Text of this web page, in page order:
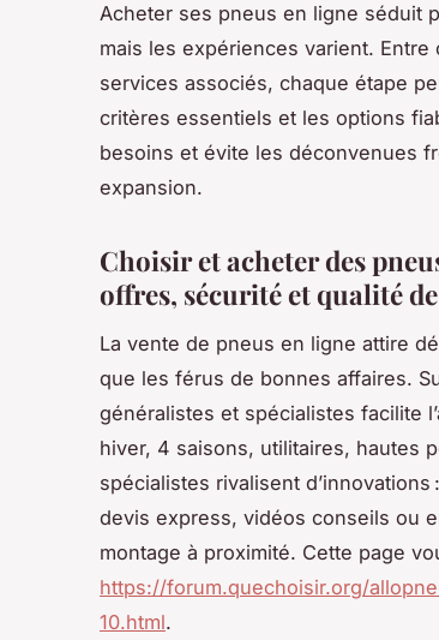
Acheter ses pneus en ligne séduit
mais les expériences varient.
services associés, chaque étape
critères essentiels et les options
besoins et évite les déconvenues
expansion.
Choisir et acheter des
offres, sécurité et qualité
La vente de pneus en ligne attire
que les férus de bonnes affaires.
généralistes et spécialistes facilite
hiver, 4 saisons, utilitaires, hautes
spécialistes rivalisent
devis express, vidéos conseils ou
montage à proximité. Cette page
https://forum.quechoisir.org/
10.html.